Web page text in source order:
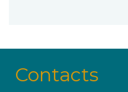
Contacts